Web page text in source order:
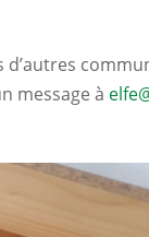
message à